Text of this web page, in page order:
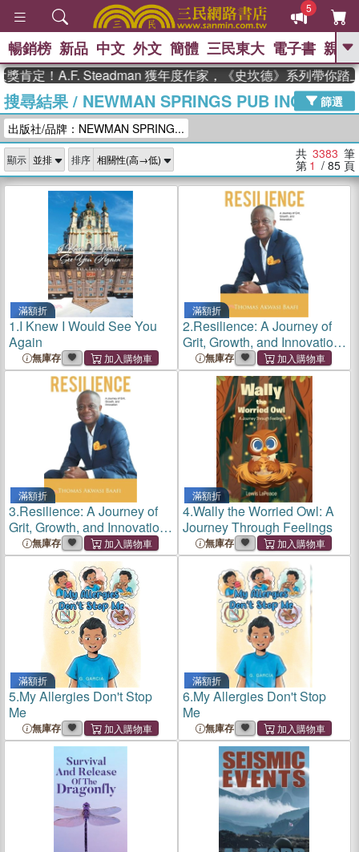
5
GO
熱搜： 東野圭吾 、 高希均教授回憶錄
、 The Odyssey 、 父親節 、 如果歷
史是一群喵
獎 臺灣漫遊錄 、 方念華 、 台灣的李
登輝時代
數學女孩：黎曼猜想 、
偉大的迷走神經
暢銷榜 新品 中文 外文 簡體 三民東大 電子書 親子
！A.F. Steadman 獲年度作家，《史坎德》系列帶你踏上熱血
搜尋結果/ NEWMAN SPRINGS PUB INC
篩選
出版社/品牌：NEWMAN SPRING...
顯示 排序 共 3383 筆
第 1 / 85 頁
滿額折
1.I Knew I Would See You
Again
無庫存
滿額折
2.Resilience: A Journey of
Grit, Growth, and Innovation:
Thomas Akwasi Baafi
無庫存
滿額折
3.Resilience: A Journey of
Grit, Growth, and Innovation:
Thomas Akwasi Baafi
無庫存
滿額折
4.Wally the Worried Owl: A
Journey Through Feelings
無庫存
滿額折
5.My Allergies Don't Stop
Me
無庫存
滿額折
6.My Allergies Don't Stop
Me
無庫存